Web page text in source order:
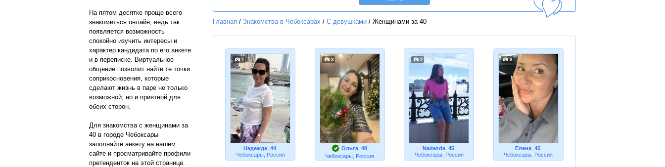
На пятом десятке проще всего
знакомиться онлайн, ведь так
появляется возможность
спокойно изучить интересы и
характер кандидата по его анкете
и в переписке. Виртуальное
общение позволит найти те точки
соприкосновения, которые
сделают жизнь в паре не только
возможной, но и приятной для
обеих сторон.
Для знакомства с женщинами за
40 в городе Чебоксары
заполняйте анкету на нашем
сайте и просматривайте профили
претенденток на этой странице.
Главная / Знакомства в Чебоксарах / С девушками / Женщинами за 40
1
Надежда, 44,
Чебоксары, Россия
3
Ольга, 48,
Чебоксары, Россия
2
Nadezda, 45,
Чебоксары, Россия
8
Елена, 45,
Чебоксары, Россия